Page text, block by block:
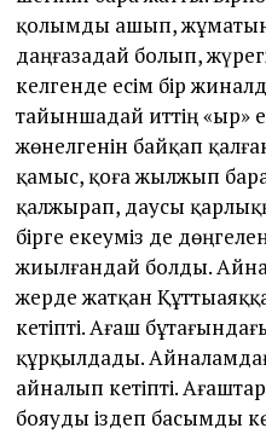
қолымды ашып, жұматын
даңғазадай болып,
келгенде есім бір
тайыншадай иттің «ыр»
жөнелгенін байқап
қамыс, қоға жылжып
қалжырап, даусы
бірге екеуміз де
жиылғандай болды.
жерде жатқан
кетіпті. Ағаш
құрқылдады.
айналып кетіпті.
бояуды іздеп басымды